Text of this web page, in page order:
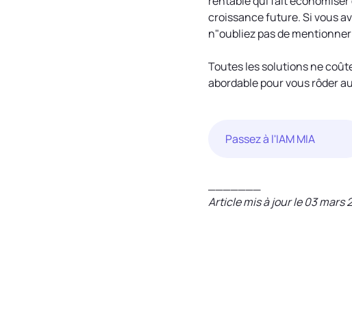
croissance future. Si vous
n"oubliez pas de mentionner
Toutes les solutions ne
abordable pour vous rôder
Passez à l'IAM MIA
Article mis à jour le 03 mars